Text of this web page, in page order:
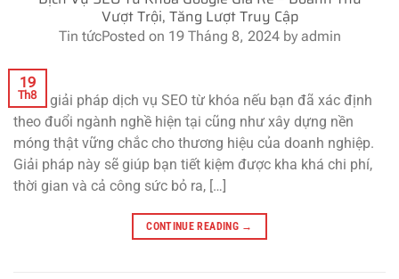
Vượt Trội, Tăng Lượt Truy Cập
Tin tứcPosted on 19 Tháng 8, 2024by admin
19
Th8
Chọn giải pháp dịch vụ SEO từ khóa nếu bạn đã xác định
theo đuổi ngành nghề hiện tại cũng như xây dựng nền
móng thật vững chắc cho thương hiệu của doanh nghiệp.
Giải pháp này sẽ giúp bạn tiết kiệm được kha khá chi phí,
thời gian và cả công sức bỏ ra, […]
CONTINUE READING →